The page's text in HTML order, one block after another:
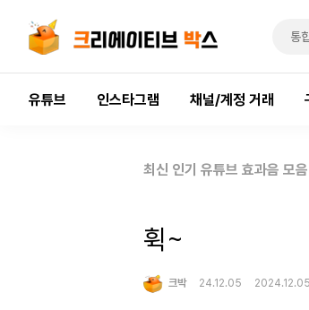
유튜브 인스타그램 채널/계정 거래
최신 인기 유튜브 효과음 모
휙~
크박 24.12.05